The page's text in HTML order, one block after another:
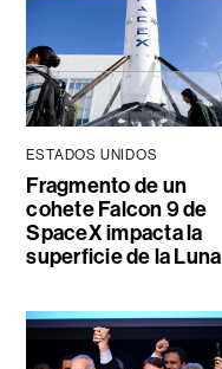
ESTADOS UNIDOS
Fragmento de un
cohete Falcon 9 de
SpaceX impacta la
superficie de la Luna